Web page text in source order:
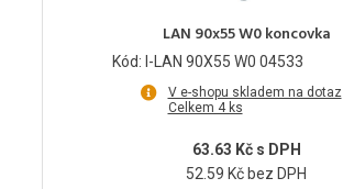
LAN 90x55 W0 koncovka
Kód: I-LAN 90X55 W0 04533
V e-shopu skladem na dotaz
Celkem 4 ks
63.63 Kč s DPH
52.59 Kč bez DPH